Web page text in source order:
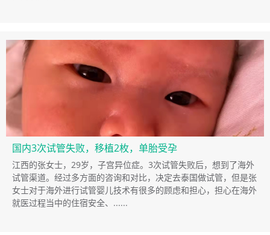
国内3次试管失败，移植2枚，单胎受孕
江西的张女士，29岁，子宫异位症。3次试管失败后，想到了海外
试管渠道。经过多方面的咨询和对比，决定去泰国做试管，但是张
女士对于海外进行试管婴儿技术有很多的顾虑和担心，担心在海外
就医过程当中的住宿安全、......